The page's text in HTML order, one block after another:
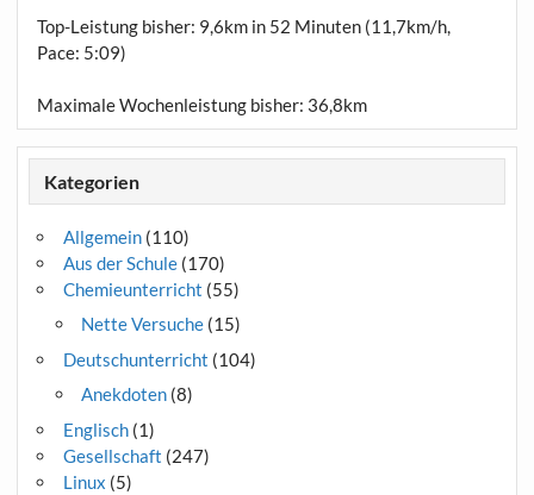
Top-Leistung bisher: 9,6km in 52 Minuten (11,7km/h,
Pace: 5:09)
Maximale Wochenleistung bisher: 36,8km
Kategorien
Allgemein(110)
Aus der Schule(170)
Chemieunterricht (55)
Nette Versuche(15)
Deutschunterricht (104)
Anekdoten(8)
Englisch(1)
Gesellschaft (247)
Linux (5)